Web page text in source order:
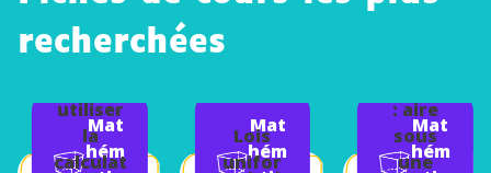
recherchées
Mat
hém
utiliser
la
calculat
Mat
hém
Lois
unifor
Mat
hém
: aire
sous
une